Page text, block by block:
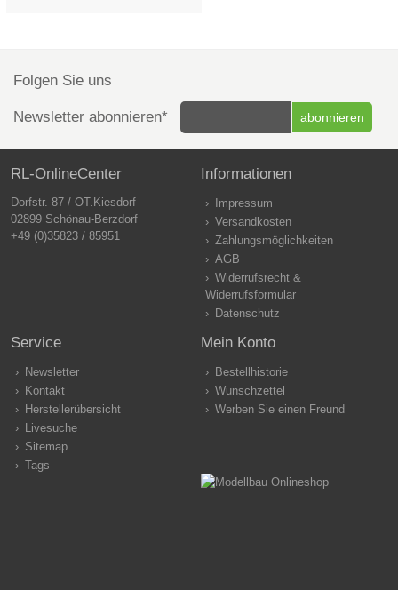
Folgen Sie uns
Newsletter abonnieren*
RL-OnlineCenter
Dorfstr. 87 / OT.Kiesdorf
02899 Schönau-Berzdorf
+49 (0)35823 / 85951
Informationen
Impressum
Versandkosten
Zahlungsmöglichkeiten
AGB
Widerrufsrecht &
Widerrufsformular
Datenschutz
Service
Newsletter
Kontakt
Herstellerübersicht
Livesuche
Sitemap
Tags
Mein Konto
Bestellhistorie
Wunschzettel
Werben Sie einen Freund